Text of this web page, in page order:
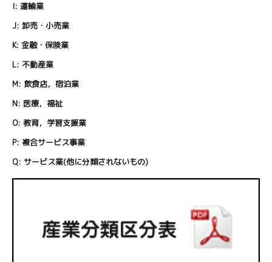
I: 運輸業
J: 卸売・小売業
K: 金融・保険業
L: 不動産業
M: 飲食店，宿泊業
N: 医療，福祉
O: 教育，学習支援業
P: 複合サービス事業
Q: サービス業(他に分類されないもの)